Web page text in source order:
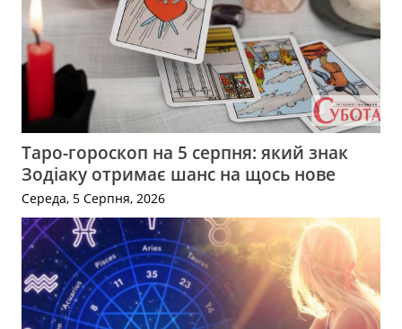
Таро-гороскоп на 5 серпня: який знак
Зодіаку отримає шанс на щось нове
Середа, 5 Серпня, 2026